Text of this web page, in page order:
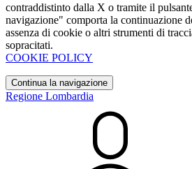
contraddistinto dalla X o tramite il
navigazione" comporta la continuazione
assenza di cookie o altri strumenti di
sopracitati.
COOKIE POLICY
Continua la navigazione
Regione Lombardia